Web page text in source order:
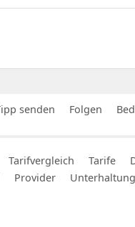
senden Folgen
Tarifvergleich Tarife
Provider Unterhaltung